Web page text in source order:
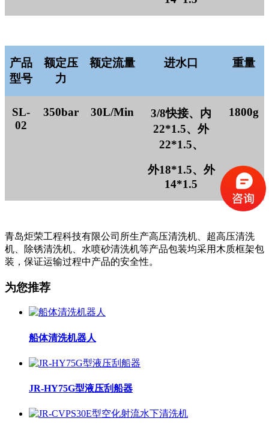
产品
型号
额定压
力
额定流量 进水口 重量
SL-
02
350bar 30L/Min 3/8快接、内
22*1.5、 外
22*1.5、
外18*1.5、外
14*1.5
1800g
青岛炬荣工程科技有限公司所生产高压清洗机、超高压清洗
机、除锈清洗机、水喷砂清洗机等产品包装均采用木质框架包
装，保证运输过程中产品的安全性。
为您推荐
船体清洗机器人
JR-HY75G型液压刮船器